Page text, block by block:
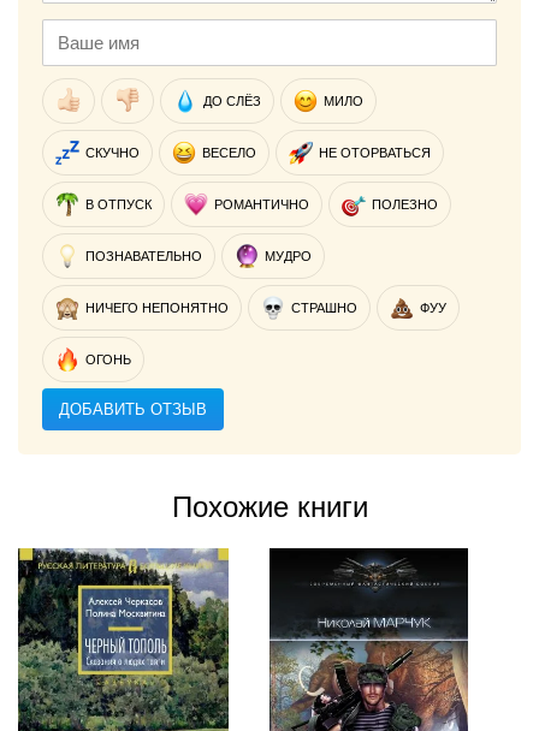
ДО СЛЁЗ МИЛО
СКУЧНО ВЕСЕЛО НЕ ОТОРВАТЬСЯ
В ОТПУСК РОМАНТИЧНО ПОЛЕЗНО
ПОЗНАВАТЕЛЬНО МУДРО
НИЧЕГО НЕПОНЯТНО СТРАШНО ФУУ
ОГОНЬ
ДОБАВИТЬ ОТЗЫВ
Похожие книги